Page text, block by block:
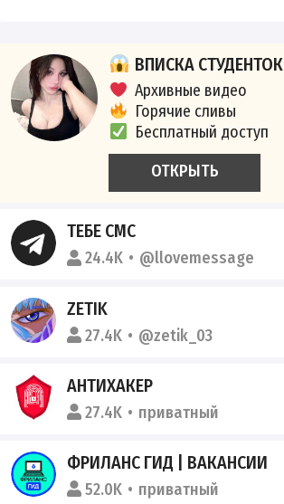
ВПИСКА СТУДЕНТОК
Архивные видео
Горячие сливы
Бесплатный доступ
ОТКРЫТЬ
ТЕБЕ СМС
24.4K @llovemessage
ZETIK
27.4K @zetik_03
АНТИХАКЕР
27.4K приватный
ФРИЛАНС ГИД | ВАКАНСИИ
52.0K приватный